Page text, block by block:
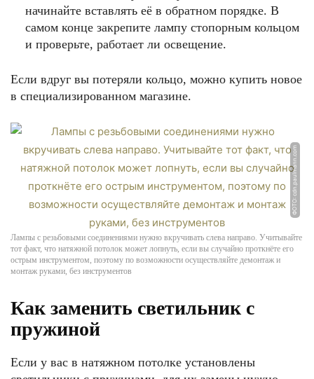
начинайте вставлять её в обратном порядке. В
самом конце закрепите лампу стопорным кольцом
и проверьте, работает ли освещение.
Если вдруг вы потеряли кольцо, можно купить новое
в специализированном магазине.
ФОТО: cdn.paulmann.com
Лампы с резьбовыми соединениями нужно вкручивать слева направо. Учитывайте
тот факт, что натяжной потолок может лопнуть, если вы случайно проткнёте его
острым инструментом, поэтому по возможности осуществляйте демонтаж и
монтаж руками, без инструментов
Как заменить светильник с
пружиной
Если у вас в натяжном потолке установлены